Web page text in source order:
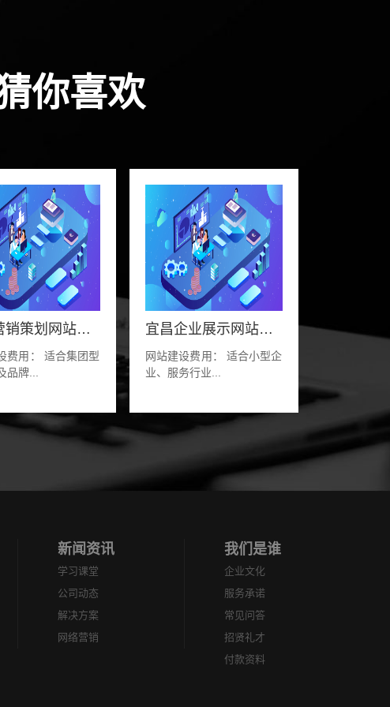
你喜欢
宜昌营销策划网站定制方案
费用： 适合集团型
品牌...
宜昌企业展示网站定制方案
网站建设费用： 适合小型企
业、服务行业...
新闻资讯
学习课堂
公司动态
解决方案
网络营销
我们是谁
企业文化
服务承诺
常见问答
招贤礼才
付款资料